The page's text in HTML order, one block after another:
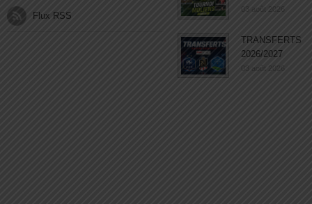
Flux RSS
03 août 2026
TRANSFERTS
2026/2027
03 août 2026